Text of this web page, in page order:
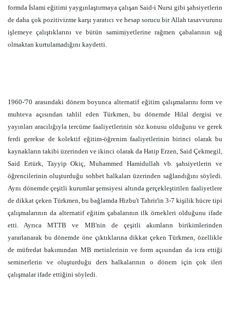
formda İslami eğitimi yaygınlaştırmaya çalışan Said-i Nursi gibi şahsiyetlerin
de daha çok pozitivizme karşı yaratıcı ve hesap sorucu bir Allah tasavvurunu
işlemeye çalıştıklarını ve bütün samimiyetlerine rağmen çabalarının sığ
olmaktan kurtulamadığını kaydetti.
1960-'70 arasındaki dönem boyunca alternatif eğitim çalışmalarını form ve
muhteva açısından tahlil eden Türkmen, bu dönemde Hilal dergisi ve
yayınları aracılığıyla tercüme faaliyetlerinin söz konusu olduğunu ve gerek
ferdi gerekse de kolektif eğitim-öğrenim faaliyetlerinin birinci olarak bu
kaynakların takibi üzerinden ve ikinci olarak da Hatip Erzen, Said Çekmegil,
Said Ertürk, Tayyip Okiç, Muhammed Hamidullah vb. şahsiyetlerin ve
öğrencilerinin oluşturduğu sohbet halkaları üzerinden sağlandığını söyledi.
Aynı dönemde çeşitli kurumlar şemsiyesi altında gerçekleştirilen faaliyetlere
de dikkat çeken Türkmen, bu bağlamda Hizbu't Tahrir'in 3-7 kişilik hücre tipi
çalışmalarının da alternatif eğitim çabalarının ilk örnekleri olduğunu ifade
etti. Ayrıca MTTB ve MB'nin de çeşitli akımların birikimlerinden
yararlanarak bu dönemde öne çıktıklarına dikkat çeken Türkmen, özellikle
de müfredat bakımından MB metinlerinin ve form açısından da icra ettiği
seminerlerin ve oluşturduğu ders halkalarının o dönem için çok ileri
çalışmalar ifade ettiğini söyledi.